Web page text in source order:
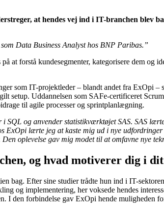
at hendes vej ind i IT-branchen blev
Data Business Analyst hos BNP Paribas.”
at forstå kundesegmenter, kategorisere dem og
som IT-projektleder – blandt andet fra ExOpi –
setup. Uddannelsen som SAFe-certificeret
til agile processer og sprintplanlægning.
og anvender statistikværktøjet SAS. SAS
lærte jeg at kaste mig ud i nye
oplevelse gav mig modet til at omfavne nye
og hvad motiverer dig i
bag. Efter sine studier trådte hun ind i IT-
og implementering, her voksede hendes
I den forbindelse gav ExOpi hende muligheden